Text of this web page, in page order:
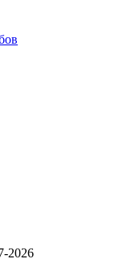
2026